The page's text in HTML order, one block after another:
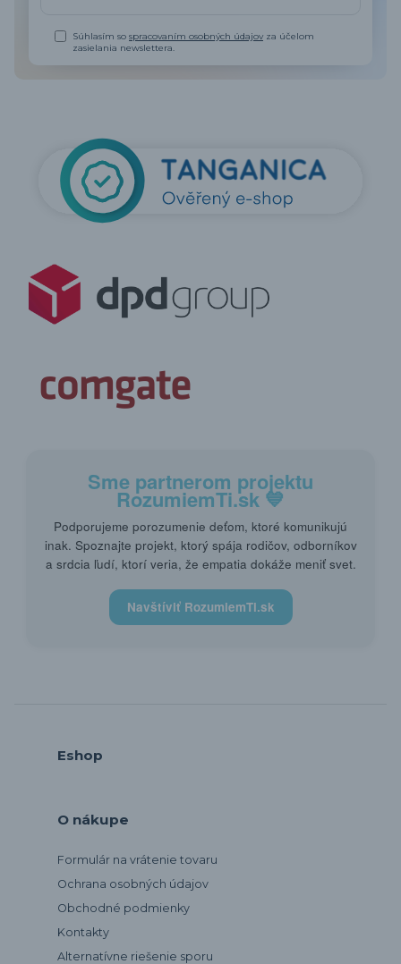
Súhlasím sospracovaním osobných údajov za účelom
zasielania newslettera.
Sme partnerom projektu
RozumiemTi.sk 💙
Podporujeme porozumenie deťom, ktoré komunikujú
inak. Spoznajte projekt, ktorý spája rodičov, odborníkov
a srdcia ľudí, ktorí veria, že empatia dokáže meniť svet.
Navštíviť RozumiemTi.sk
Eshop
O nákupe
Formulár na vrátenie tovaru
Ochrana osobných údajov
Obchodné podmienky
Kontakty
Alternatívne riešenie sporu